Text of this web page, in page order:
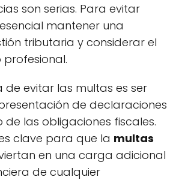
son serias. Para evitar
mantener una
tributaria y considerar el
de evitar las multas es ser
de declaraciones
las obligaciones fiscales.
clave para que la multas
en una carga adicional
de cualquier